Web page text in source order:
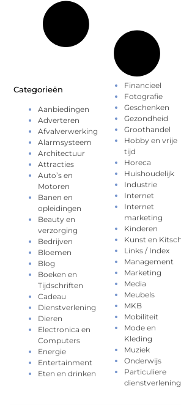
Categorieën
Aanbiedingen
Adverteren
Afvalverwerking
Alarmsysteem
Architectuur
Attracties
Auto’s en
Motoren
Banen en
opleidingen
Beauty en
verzorging
Bedrijven
Bloemen
Blog
Boeken en
Tijdschriften
Cadeau
Dienstverlening
Dieren
Electronica en
Computers
Energie
Entertainment
Eten en drinken
Financieel
Fotografie
Geschenken
Gezondheid
Groothandel
Hobby en vrije
tijd
Horeca
Huishoudelijk
Industrie
Internet
Internet
marketing
Kinderen
Kunst en Kitsch
Links / Index
Management
Marketing
Media
Meubels
MKB
Mobiliteit
Mode en
Kleding
Muziek
Onderwijs
Particuliere
dienstverlening